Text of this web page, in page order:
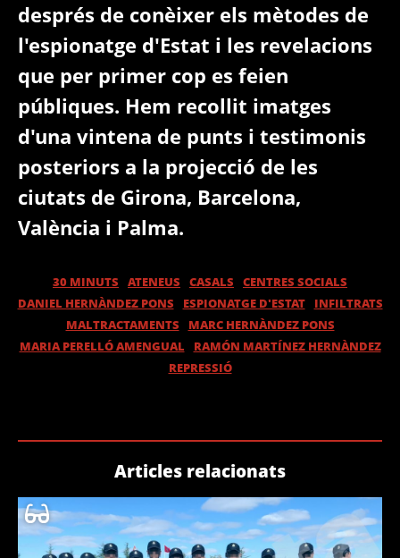
després de conèixer els mètodes de
l'espionatge d'Estat i les revelacions
que per primer cop es feien
públiques. Hem recollit imatges
d'una vintena de punts i testimonis
posteriors a la projecció de les
ciutats de Girona, Barcelona,
València i Palma.
30 MINUTS ATENEUS CASALS
CENTRES SOCIALS
DANIEL HERNÀNDEZ PONS
ESPIONATGE D'ESTAT
INFILTRATS
MALTRACTAMENTS
MARC HERNÀNDEZ PONS
MARIA PERELLÓ AMENGUAL
RAMÓN MARTÍNEZ HERNÀNDEZ
REPRESSIÓ
Articles relacionats